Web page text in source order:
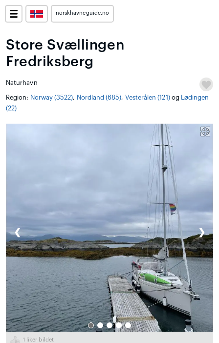
norskhavneguide.no
Store Svællingen
Fredriksberg
Naturhavn
Region: Norway (3522), Nordland (685), Vesterålen (121)og
Lødingen
(22)
❮ ❯
1 liker bildet